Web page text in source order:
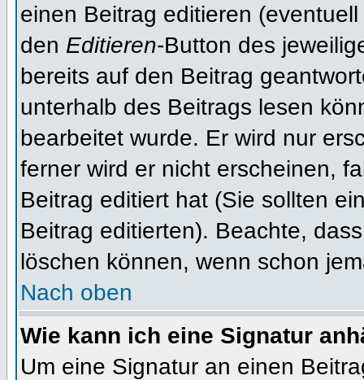
einen Beitrag editieren
den Editieren-Button des
bereits auf den Beitrag
unterhalb des Beitrags lesen
bearbeitet wurde. Er wird nur
ferner wird er nicht erscheinen,
Beitrag editiert hat (Sie sollten
Beitrag editierten). Beachte,
löschen können, wenn schon
Nach oben
Wie kann ich eine Signatur
Um eine Signatur an einen